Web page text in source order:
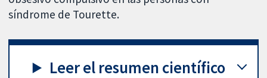
síndrome de Tourette.
Leer el resumen científico